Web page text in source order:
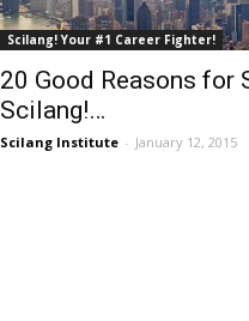
Scilang! Your #1 Career Fighter!
20 Good Reasons for
Scilang!…
Scilang Institute - January 12, 2015